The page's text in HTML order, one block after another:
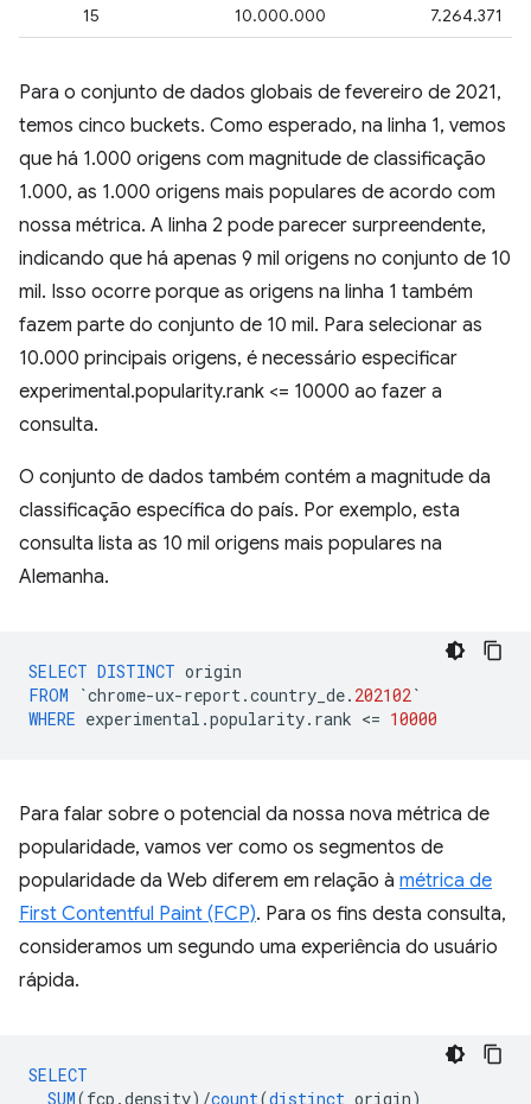
15
10.000.000 7.264.371
Para o conjunto de dados globais de fevereiro de 2021,
temos cinco buckets. Como esperado, na linha 1, vemos
que há 1.000 origens com magnitude de classificação
1.000, as 1.000 origens mais populares de acordo com
nossa métrica. A linha 2 pode parecer surpreendente,
indicando que há apenas 9 mil origens no conjunto de 10
mil. Isso ocorre porque as origens na linha 1 também
fazem parte do conjunto de 10 mil. Para selecionar as
10.000 principais origens, é necessário especificar
experimental.popularity.rank <= 10000 ao fazer a
consulta.
O conjunto de dados também contém a magnitude da
classificação específica do país. Por exemplo, esta
consulta lista as 10 mil origens mais populares na
Alemanha.
SELECT DISTINCT origin
FROM
`chrome-ux-report.country_de. 202102`
WHERE experimental .popularity. rank <= 10000
Para falar sobre o potencial da nossa nova métrica de
popularidade, vamos ver como os segmentos de
popularidade da Web diferem em relação à métrica de
First Contentful Paint (FCP). Para os fins desta consulta,
consideramos um segundo uma experiência do usuário
rápida.
SELECT
SUM(fcp .density) /count(distinct origin)